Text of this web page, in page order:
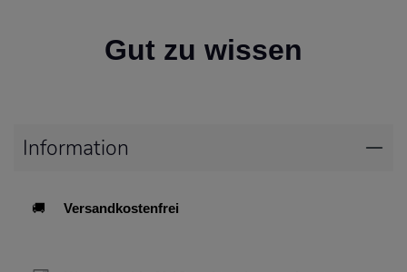
Gut zu wissen
Information
🚚 Versandkostenfrei